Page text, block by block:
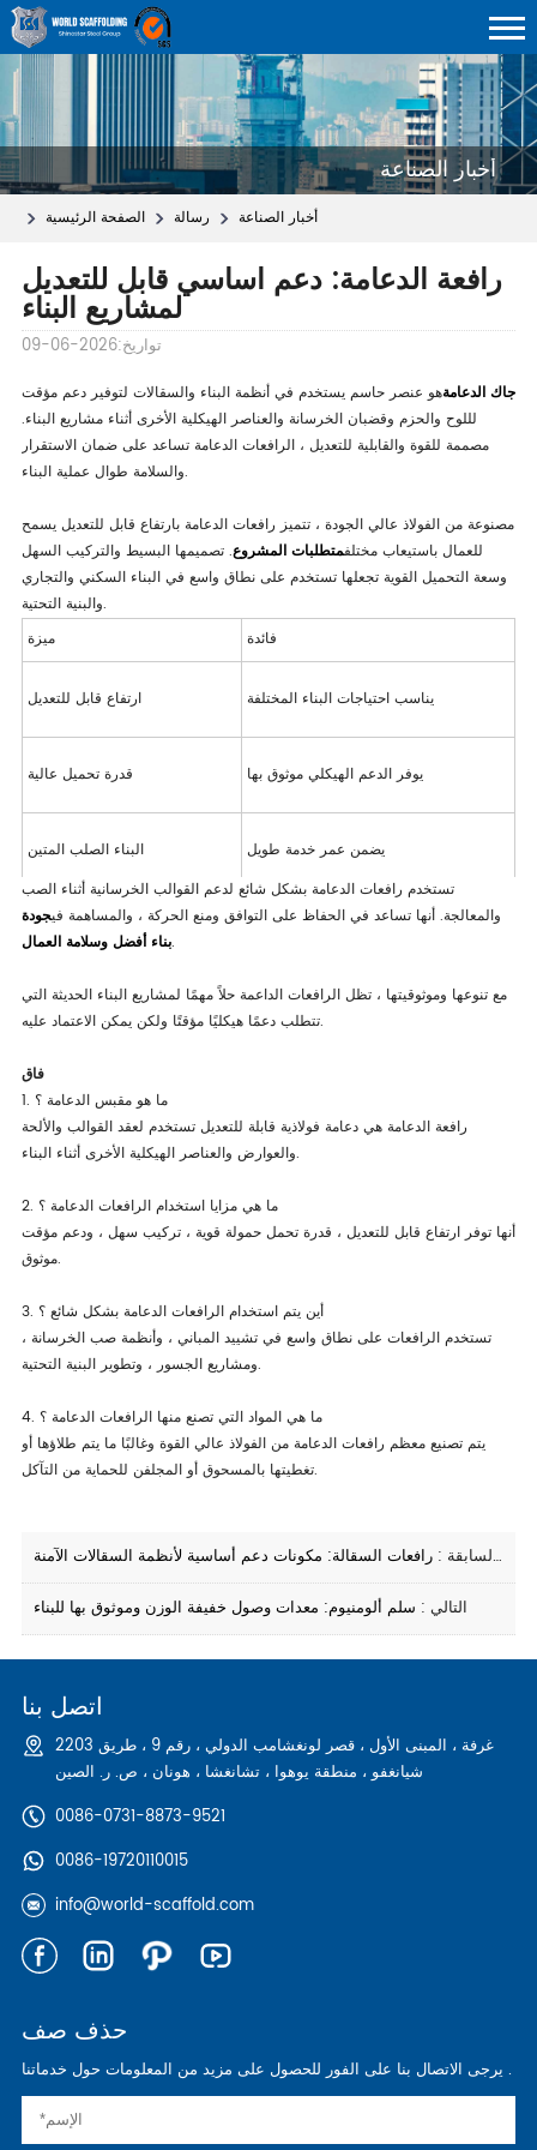
أخبار الصناعة
الصفحة الرئيسية رسالة أخبار الصناعة
رافعة الدعامة: دعم أساسي قابل للتعديل
لمشاريع البناء
تواريخ:2026-06-09
جاك الدعامةهو عنصر حاسم يستخدم في أنظمة البناء والسقالات لتوفير دعم مؤقت
لللوح والحزم وقضبان الخرسانة والعناصر الهيكلية الأخرى أثناء مشاريع البناء.
مصممة للقوة والقابلية للتعديل ، الرافعات الدعامة تساعد على ضمان الاستقرار
والسلامة طوال عملية البناء.
مصنوعة من الفولاذ عالي الجودة ، تتميز رافعات الدعامة بارتفاع قابل للتعديل يسمح
للعمال باستيعاب مختلفمتطلبات المشروع. تصميمها البسيط والتركيب السهل
وسعة التحميل القوية تجعلها تستخدم على نطاق واسع في البناء السكني والتجاري
والبنية التحتية.
ميزة
فائدة
ارتفاع قابل للتعديل يناسب احتياجات البناء المختلفة
قدرة تحميل عالية يوفر الدعم الهيكلي موثوق بها
البناء الصلب المتين يضمن عمر خدمة طويل
تجميع سهل يحسن كفاءة العمل
تستخدم رافعات الدعامة بشكل شائع لدعم القوالب الخرسانية أثناء الصب
والمعالجة. أنها تساعد في الحفاظ على التوافق ومنع الحركة ، والمساهمة فيجودة
بناء أفضل وسلامة العمال.
مع تنوعها وموثوقيتها ، تظل الرافعات الداعمة حلاً مهمًا لمشاريع البناء الحديثة التي
تتطلب دعمًا هيكليًا مؤقتًا ولكن يمكن الاعتماد عليه.
فاق
1. ما هو مقبس الدعامة ؟
رافعة الدعامة هي دعامة فولاذية قابلة للتعديل تستخدم لعقد القوالب والألحة
والعوارض والعناصر الهيكلية الأخرى أثناء البناء.
2. ما هي مزايا استخدام الرافعات الدعامة ؟
أنها توفر ارتفاع قابل للتعديل ، قدرة تحمل حمولة قوية ، تركيب سهل ، ودعم مؤقت
موثوق.
3. أين يتم استخدام الرافعات الدعامة بشكل شائع ؟
تستخدم الرافعات على نطاق واسع في تشييد المباني ، وأنظمة صب الخرسانة ،
ومشاريع الجسور ، وتطوير البنية التحتية.
4. ما هي المواد التي تصنع منها الرافعات الدعامة ؟
يتم تصنيع معظم رافعات الدعامة من الفولاذ عالي القوة وغالبًا ما يتم طلاؤها أو
تغطيتها بالمسحوق أو المجلفن للحماية من التآكل.
الصفحة السابقة : رافعات السقالة: مكونات دعم أساسية لأنظمة السقالات الآمنة
التالي : سلم ألومنيوم: معدات وصول خفيفة الوزن وموثوق بها للبناء
اتصل بنا
2203 غرفة ، المبنى الأول ، قصر لونغشامب الدولي ، رقم 9 ، طريق
شيانغفو ، منطقة يوهوا ، تشانغشا ، هونان ، ص. ر. الصين
0086-0731-8873-9521
0086-19720110015
info@world-scaffold.com
حذف صف
يرجى الاتصال بنا على الفور للحصول على مزيد من المعلومات حول خدماتنا .